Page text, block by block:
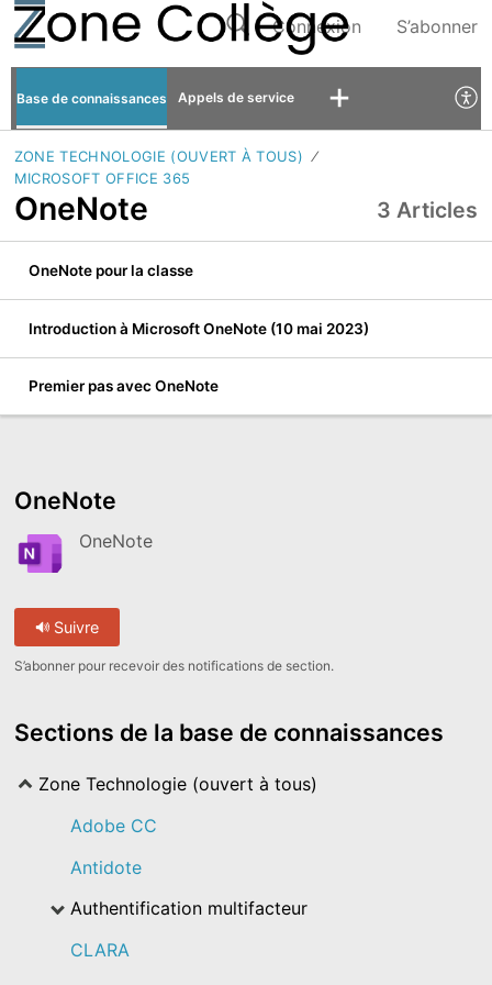
Connexion S’abonner
Base de connaissances Appels de service
ZONE TECHNOLOGIE (OUVERT À TOUS)
MICROSOFT OFFICE 365
OneNote 3 Articles
OneNote pour la classe
Introduction à Microsoft OneNote (10 mai 2023)
Premier pas avec OneNote
OneNote
OneNote
Suivre
S’abonner pour recevoir des notifications de section.
Sections de la base de connaissances
Zone Technologie (ouvert à tous)
Adobe CC
Antidote
Authentification multifacteur
CLARA